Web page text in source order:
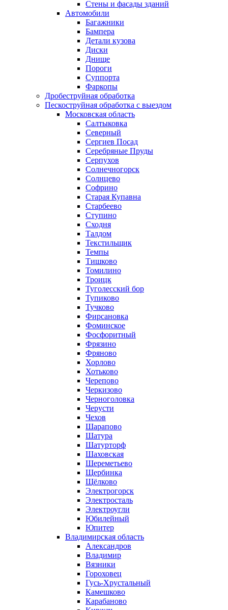
Стены и фасады зданий
Автомобили
Багажники
Бампера
Детали кузова
Диски
Днище
Пороги
Суппорта
Фаркопы
Дробеструйная обработка
Пескоструйная обработка с выездом
Московская область
Салтыковка
Северный
Сергиев Посад
Серебряные Пруды
Серпухов
Солнечногорск
Солнцево
Софрино
Старая Купавна
Старбеево
Ступино
Сходня
Талдом
Текстильщик
Темпы
Тишково
Томилино
Троицк
Туголесский бор
Тупиково
Тучково
Фирсановка
Фоминское
Фосфоритный
Фрязино
Фряново
Хорлово
Хотьково
Черепово
Черкизово
Черноголовка
Черусти
Чехов
Шарапово
Шатура
Шатурторф
Шаховская
Шереметьево
Щербинка
Щёлково
Электрогорск
Электросталь
Электроугли
Юбилейный
Юпитер
Владимирская область
Александров
Владимир
Вязники
Гороховец
Гусь-Хрустальный
Камешково
Карабаново